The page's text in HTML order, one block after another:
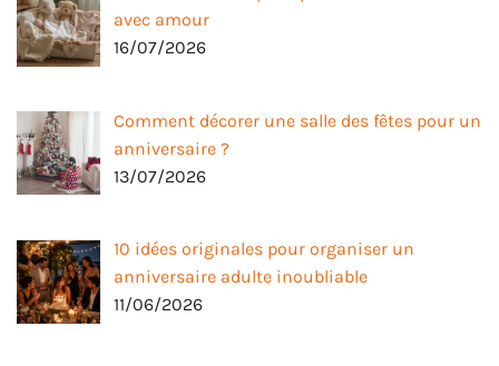
avec amour
16/07/2026
Comment décorer une salle des fêtes pour un
anniversaire ?
13/07/2026
10 idées originales pour organiser un
anniversaire adulte inoubliable
11/06/2026